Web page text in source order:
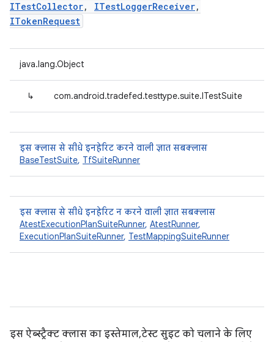
ITestCollector, ITestLoggerReceiver,
ITokenRequest
java.lang.Object
↳ com.android.tradefed.testtype.suite.ITestSuite
इस क्लास से सीधे इनहेरिट करने वाली ज्ञात सबक्लास
BaseTestSuite, TfSuiteRunner
इस क्लास से सीधे इनहेरिट न करने वाली ज्ञात सबक्लास
AtestExecutionPlanSuiteRunner, AtestRunner,
ExecutionPlanSuiteRunner, TestMappingSuiteRunner
इस ऐब्स्ट्रैक्ट क्लास का इस्तेमाल, टेस्ट सुइट को चलाने के लिए